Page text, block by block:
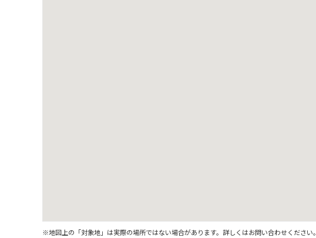
※地図上の「対象地」は実際の場所ではない場合があります。詳しくはお問い合わせください。